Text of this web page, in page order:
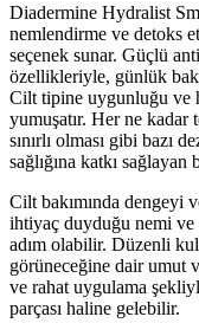
Diadermine Hydralist
nemlendirme ve detoks
seçenek sunar. Güçlü
özellikleriyle, günlük
Cilt tipine uygunluğu ve
yumuşatır. Her ne kadar
sınırlı olması gibi bazı
sağlığına katkı
Cilt bakımında dengeyi
ihtiyaç duyduğu nemi ve
adım olabilir. Düzenli
görüneceğine dair umut
ve rahat uygulama
parçası haline gelebilir.